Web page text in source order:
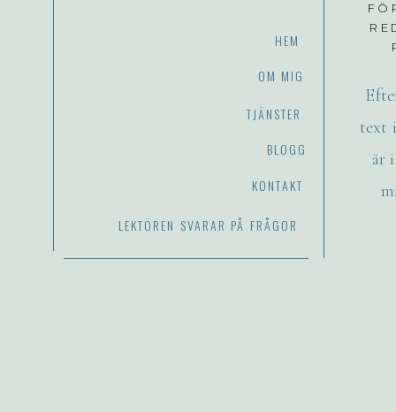
OM MIG
TJÄNSTER
BLOGG
KONTAKT
text
är
LEKTÖREN SVARAR PÅ FRÅGOR
HEM